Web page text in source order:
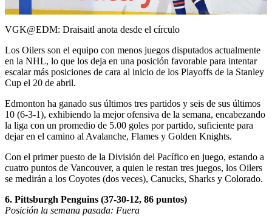
Video
VGK@EDM: Draisaitl anota desde el círculo
Los Oilers son el equipo con menos juegos disputados actualmente
en la NHL, lo que los deja en una posición favorable para intentar
escalar más posiciones de cara al inicio de los Playoffs de la Stanley
Cup el 20 de abril.
Edmonton ha ganado sus últimos tres partidos y seis de sus últimos
10 (6-3-1), exhibiendo la mejor ofensiva de la semana, encabezando
la liga con un promedio de 5.00 goles por partido, suficiente para
dejar en el camino al Avalanche, Flames y Golden Knights.
Con el primer puesto de la División del Pacífico en juego, estando a
cuatro puntos de Vancouver, a quien le restan tres juegos, los Oilers
se medirán a los Coyotes (dos veces), Canucks, Sharks y Colorado.
6. Pittsburgh Penguins (37-30-12, 86 puntos)
Posición la semana pasada: Fuera